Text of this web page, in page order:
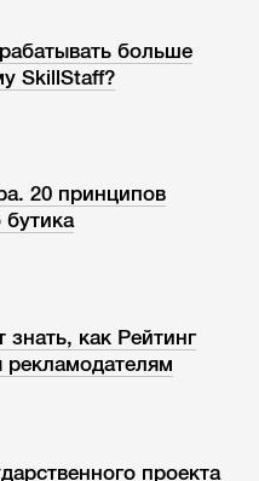
больше
SkillStaff?
20 принципов
бутика
знать, как Рейтинг
рекламодателям
проекта